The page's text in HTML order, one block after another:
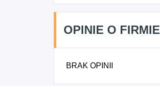
OPINIE O FIRMIE
BRAK OPINII